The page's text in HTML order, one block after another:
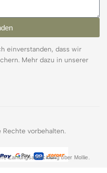
einverstanden, dass wir
Mehr dazu in unserer
vorbehalten.
Zahlungsabwicklung über Mollie.